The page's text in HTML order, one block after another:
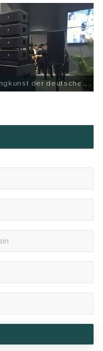
der deutschen